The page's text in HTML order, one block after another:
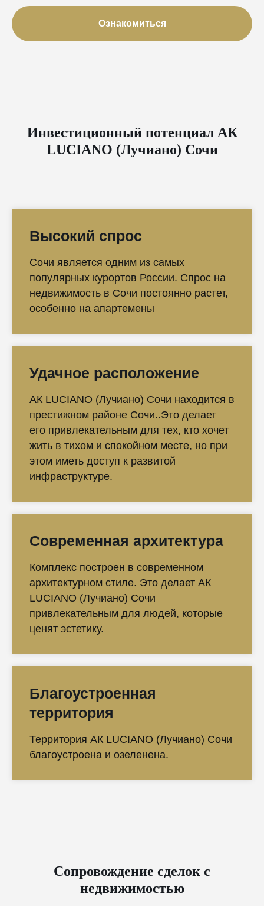
Ознакомиться
Инвестиционный потенциал АК
LUCIANO (Лучиано) Сочи
Высокий спрос
Сочи является одним из самых
популярных курортов России. Спрос на
недвижимость в Сочи постоянно растет,
особенно на апартемены
Удачное расположение
АК LUCIANO (Лучиано) Сочи находится в
престижном районе Сочи..Это делает
его привлекательным для тех, кто хочет
жить в тихом и спокойном месте, но при
этом иметь доступ к развитой
инфраструктуре.
Современная архитектура
Комплекс построен в современном
архитектурном стиле. Это делает АК
LUCIANO (Лучиано) Сочи
привлекательным для людей, которые
ценят эстетику.
Благоустроенная
территория
Территория АК LUCIANO (Лучиано) Сочи
благоустроена и озеленена.
Сопровождение сделок с
недвижимостью